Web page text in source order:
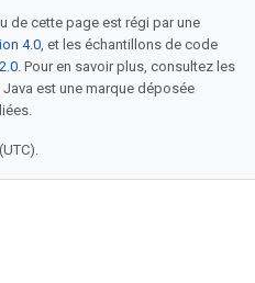
de cette page est régi par une
4.0, et les échantillons de code
. Pour en savoir plus, consultez les
Java est une marque déposée